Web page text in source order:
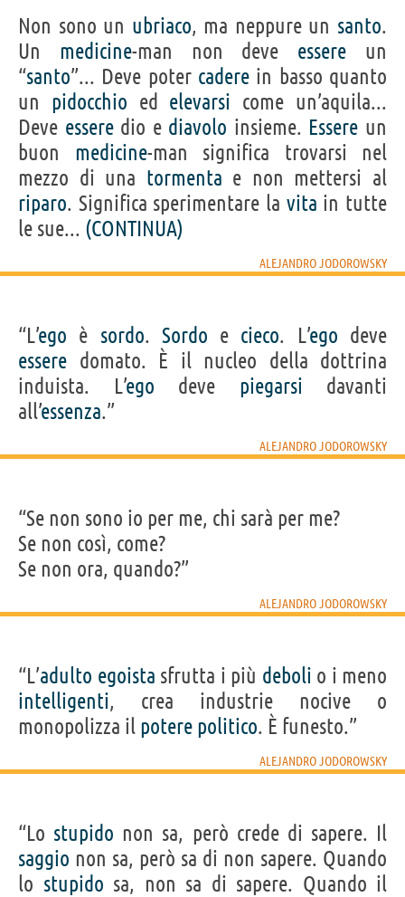
Non sono un ubriaco, ma neppure un santo.
Un medicine-man non deve essere un
“santo”... Deve poter cadere in basso quanto
un pidocchio ed elevarsi come un’aquila...
Deve esseredio e diavolo insieme. Essere un
buon medicine-man significa trovarsi nel
mezzo di una tormenta e non mettersi al
riparo. Significa sperimentare la vita in tutte
le sue... (CONTINUA)
ALEJANDRO JODOROWSKY
“L’ego è sordo. Sordo e cieco. L’ego deve
essere domato. È il nucleo della dottrina
induista. L’ego deve piegarsi davanti
all’essenza.”
ALEJANDRO JODOROWSKY
“Se non sono io per me, chi sarà per me?
Se non così, come?
Se non ora, quando?”
ALEJANDRO JODOROWSKY
“L’adulto egoista sfrutta i più deboli o i meno
intelligenti, crea industrie nocive o
monopolizza il potere politico. È funesto.”
ALEJANDRO JODOROWSKY
“Lo stupido non sa, però crede di sapere. Il
saggio non sa, però sa di non sapere. Quando
lo stupido sa, non sa di sapere. Quando il